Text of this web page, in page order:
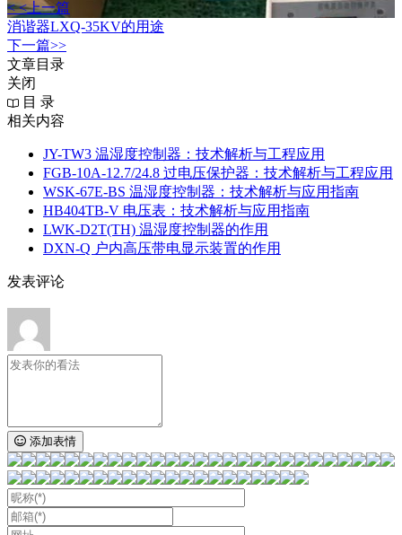
< <上一篇
消谐器LXQ-35KV的用途
下一篇>>
文章目录
关闭
目 录
相关内容
JY-TW3 温湿度控制器：技术解析与工程应用
FGB-10A-12.7/24.8 过电压保护器：技术解析与工程应用
WSK-67E-BS 温湿度控制器：技术解析与应用指南
HB404TB-V 电压表：技术解析与应用指南
LWK‑D2T(TH) 温湿度控制器的作用
DXN‑Q 户内高压带电显示装置的作用
发表评论
添加表情